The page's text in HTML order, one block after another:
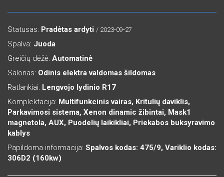
Statusas: Pradėtas ardyti / 2023-09-27
Spalva: Juoda
Greičių dėžė: Automatinė
Salonas: Odinis elektra valdomas šildomas
Ratlankiai: Lengvojo lydinio R17
Komplektacija: Multifunkcinis vairas, Kritulių daviklis,
Parkavimosi sistema, Xenon dinamic žibintai, Mask1
magnetola, AUX, Puodelių laikikliai, Priekabos buksyravimo
kablys
Papildoma informacija: Spalvos kodas: 475/9, Variklio kodas:
306D2 (160kw)